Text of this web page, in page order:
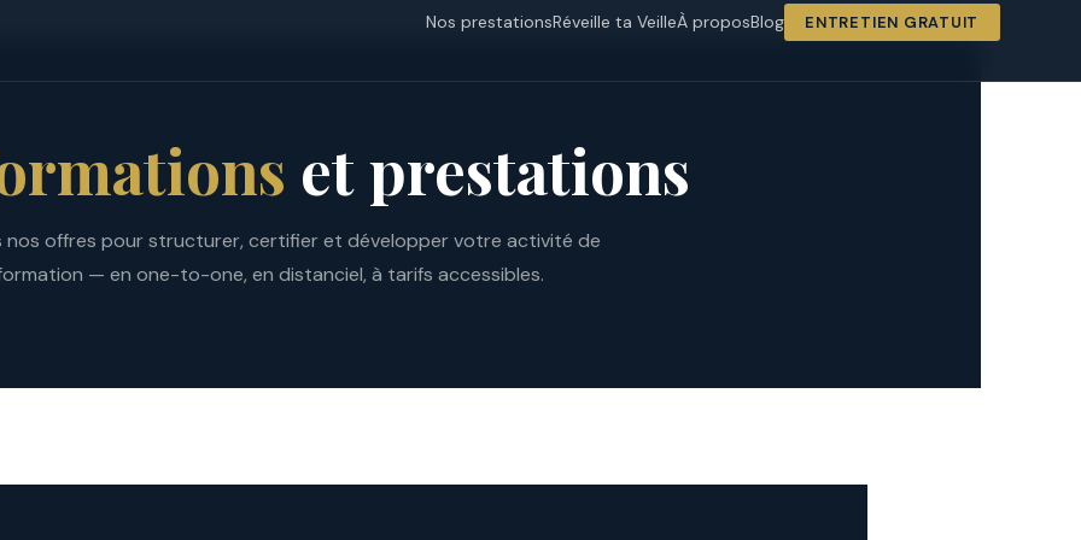
Nos prestationsRéveille ta VeilleÀ proposBlog ENTRETIEN GRATUIT
et prestations
nos offres pour structurer, certifier et développer votre activité de
— en one-to-one, en distanciel, à tarifs accessibles.